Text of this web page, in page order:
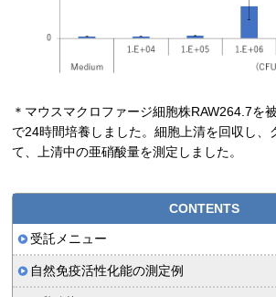
＊マウスマクロファージ細胞株RAW264.7を
で24時間培養しました。細胞上清を回収し、
て、上清中の亜硝酸量を測定しました。
CONTENTS
受託メニュー
自然免疫活性化能の測定例